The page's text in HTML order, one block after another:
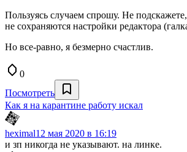
Пользуясь случаем спрошу. Не
не сохраняются настройки редактора
Но все-равно, я безмерно счастлив.
0
Посмотреть
Как я на карантине работу искал
heximal12 мая 2020 в 16:19
и зп никогда не указывают. на линке.